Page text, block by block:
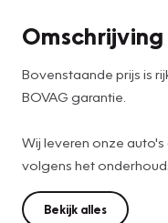
Omschrijving
Bovenstaande prijs is
BOVAG garantie.
Wij leveren onze
volgens het
toepassing, auto
professioneel
Bekijk alles